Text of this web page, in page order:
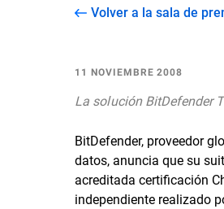
Volver a la sala de
11 NOVIEMBRE 2008
La solución BitDefender
BitDefender, proveedor
datos, anuncia que su
acreditada certificación
independiente realizado